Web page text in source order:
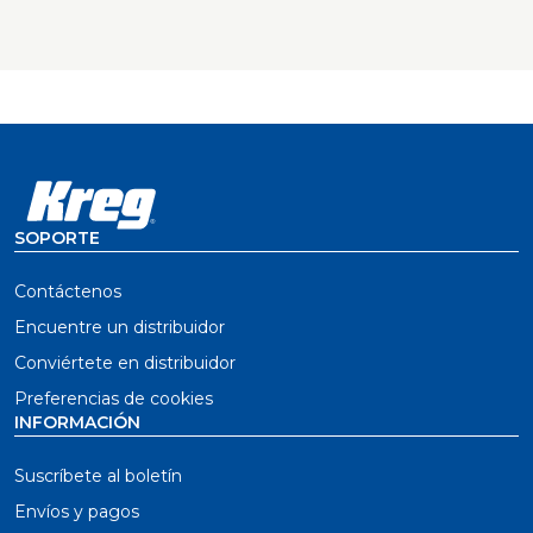
SOPORTE
Contáctenos
Encuentre un distribuidor
Conviértete en distribuidor
Preferencias de cookies
INFORMACIÓN
Suscríbete al boletín
Envíos y pagos